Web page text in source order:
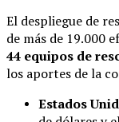
El despliegue de
de más de 19.000
44 equipos de
los aportes de la
Estados